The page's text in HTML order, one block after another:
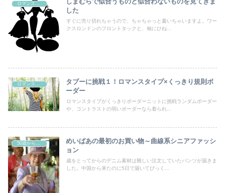
ロマンスタイプ
した
すぐに売り切れちゃうので、ちゃちゃっと書いちゃいますよ。ワー
クスロンドンのフロントタックと、袖にひね...
タブーに挑戦１！ロマンスタイプ×くっきり規則ボ
ーダー
ロマンスタイプがくっきりボーダーニットに挑戦ランダムボーダー
や、コントラストの弱いボーダーなら着られ...
めいばあの最初のお買い物～曲線系シニアファッシ
ョン
歳をとってからのデニム素材は難しい注文していたパンツが届きま
した。中国から来たのに5日で届いてびっく...